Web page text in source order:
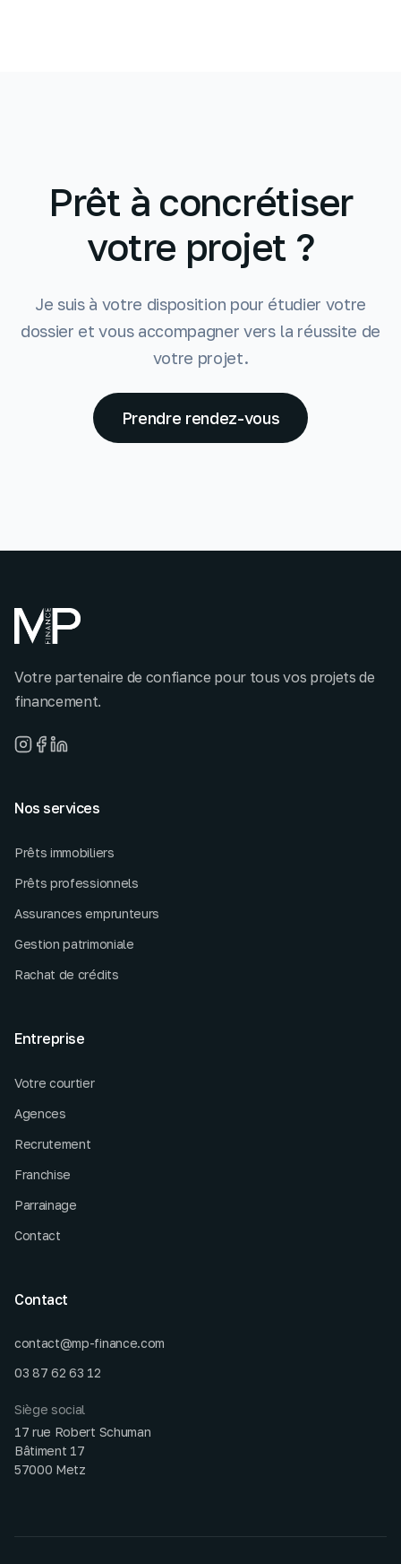
Prêt à concrétiser
votre projet ?
Je suis à votre disposition pour étudier votre
dossier et vous accompagner vers la réussite de
votre projet.
Prendre rendez-vous
Votre partenaire de confiance pour tous vos projets de
financement.
Nos services
Prêts immobiliers
Prêts professionnels
Assurances emprunteurs
Gestion patrimoniale
Rachat de crédits
Entreprise
Votre courtier
Agences
Recrutement
Franchise
Parrainage
Contact
Contact
contact@mp-finance.com
03 87 62 63 12
Siège social
17 rue Robert Schuman
Bâtiment 17
57000 Metz